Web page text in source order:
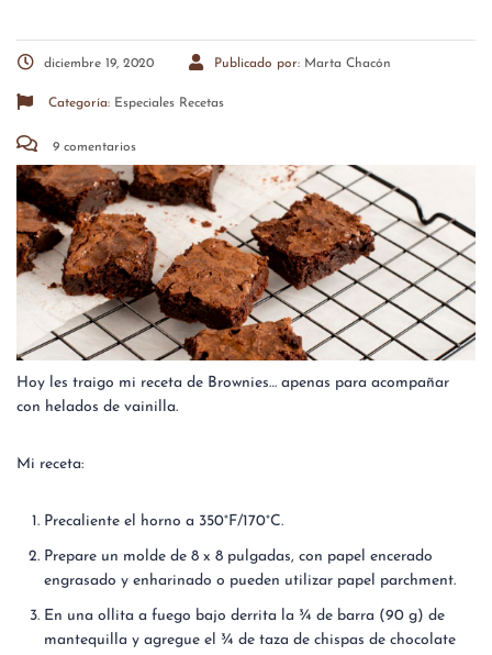
diciembre 19, 2020 Publicado por: Marta Chacón
Categoría: Especiales Recetas
9 comentarios
Hoy les traigo mi receta de Brownies… apenas para acompañar
con helados de vainilla.
Mi receta:
Precaliente el horno a 350°F/170°C.
Prepare un molde de 8 x 8 pulgadas, con papel encerado
engrasado y enharinado o pueden utilizar papel parchment.
En una ollita a fuego bajo derrita la ¾ de barra (90 g) de
mantequilla y agregue el ¾ de taza de chispas de chocolate